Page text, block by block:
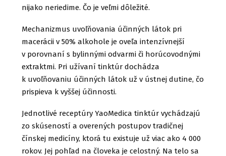
nijako neriedime. Čo je veľmi dôležité.
Mechanizmus uvoľňovania účinných látok pri
macerácii v 50% alkohole je oveľa intenzívnejší
v porovnaní s bylinnými odvarmi či horúcovodnými
extraktmi. Pri užívaní tinktúr dochádza
k uvoľňovaniu účinných látok už v ústnej dutine, čo
prispieva k vyššej účinnosti.
Jednotlivé receptúry YaoMedica tinktúr vychádzajú
zo skúseností a overených postupov tradičnej
čínskej medicíny, ktorá tu existuje už viac ako 4 000
rokov. Jej pohľad na človeka je celostný. Na telo sa